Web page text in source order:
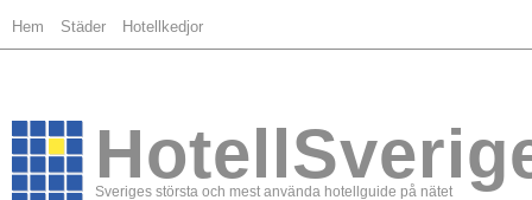
Hem Städer Hotellkedjor
Sveriges största och mest använda hotellguide på nätet